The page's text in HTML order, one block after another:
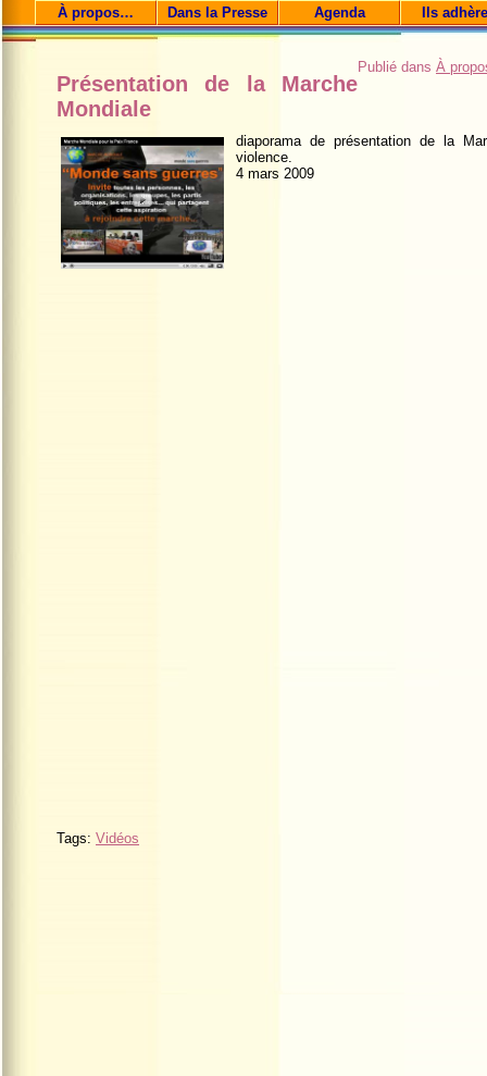
À propos… Dans la Presse Agenda Ils
Publié dans À
Présentation de la Marche
Mondiale
diaporama de présentation de la
violence.
4 mars 2009
Tags: Vidéos